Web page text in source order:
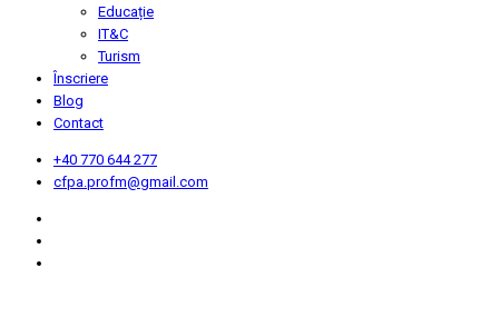
Educație
IT&C
Turism
Înscriere
Blog
Contact
+40 770 644 277
cfpa.profm@gmail.com